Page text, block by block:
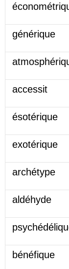
générique
accessit
ésotérique
exotérique
archétype
aldéhyde
bénéfique